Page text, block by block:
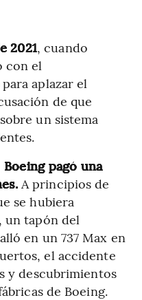
2021, cuando
con el
aplazar el
de que
un sistema
Boeing pagó una
A principios de
se hubiera
un tapón del
en un 737 Max en
el accidente
y descubrimientos
de Boeing.